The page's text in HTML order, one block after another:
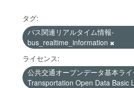
タグ:
バス関連リアルタイム情報-
bus_realtime_information
ライセンス:
公共交通オープンデータ基本ラ
Transportation Open Data Basic